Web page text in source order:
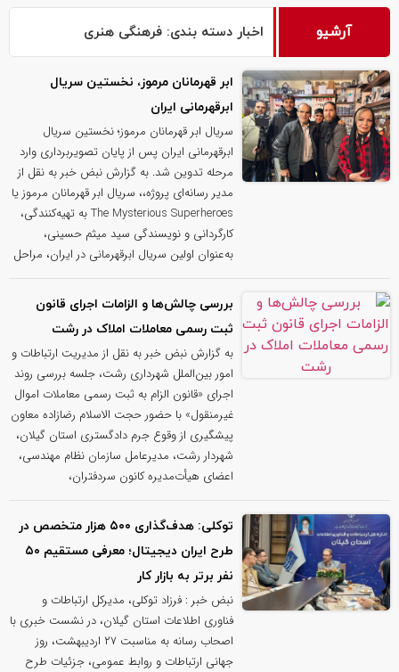
آرشیو اخبار دسته بندی: فرهنگی هنری
ابر قهرمانان مرموز، نخستین سریال
ابرقهرمانی ایران
سریال ابر قهرمانان مرموز؛ نخستین سریال
ابرقهرمانی ایران پس از پایان تصویربرداری وارد
مرحله تدوین شد. به گزارش نبض خبر به نقل از
مدیر رسانه‌ای پروژه،، سریال ابر قهرمانان مرموز یا
The Mysterious Superheroes به تهیه‌کنندگی،
کارگردانی و نویسندگی سید میثم حسینی،
به‌عنوان اولین سریال ابرقهرمانی در ایران، مراحل
بررسی چالش‌ها و الزامات اجرای قانون
ثبت رسمی معاملات املاک در رشت
به گزارش نبض خبر به نقل از مدیریت ارتباطات و
امور بین‌الملل شهرداری رشت، جلسه بررسی روند
اجرای «قانون الزام به ثبت رسمی معاملات اموال
غیرمنقول» با حضور حجت الاسلام رضازاده معاون
پیشگیری از وقوع جرم دادگستری استان گیلان،
شهردار رشت، مدیرعامل سازمان نظام مهندسی،
اعضای هیأت‌مدیره کانون سردفتران،
توکلی: هدف‌گذاری ۵۰۰ هزار متخصص در
طرح ایران دیجیتال؛ معرفی مستقیم ۵۰
نفر برتر به بازار کار
نبض خبر : فرزاد توکلی، مدیرکل ارتباطات و
فناوری اطلاعات استان گیلان، در نشست خبری با
اصحاب رسانه به مناسبت ۲۷ اردیبهشت، روز
جهانی ارتباطات و روابط عمومی، جزئیات طرح